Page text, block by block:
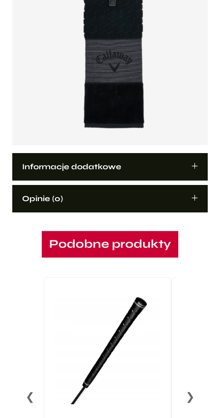
Informacje dodatkowe
Opinie (0)
Podobne produkty
❮ ❯